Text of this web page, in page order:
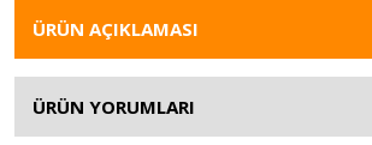
ÜRÜN AÇIKLAMASI
ÜRÜN YORUMLARI